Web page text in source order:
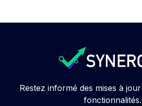
Restez informé des mises à
fonctionnalités.